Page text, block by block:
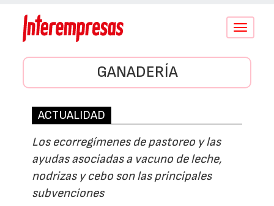
Conmutar
GANADERÍA
ACTUALIDAD
Los ecorregímenes de pastoreo y las
ayudas asociadas a vacuno de leche,
nodrizas y cebo son las principales
subvenciones